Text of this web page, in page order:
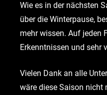
Wie es in der nächsten
über die Winterpause,
mehr wissen. Auf jeden
Erkenntnissen und sehr
Vielen Dank an alle
wäre diese Saison nicht